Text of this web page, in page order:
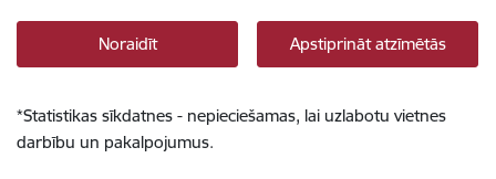
Noraidīt Apstiprināt atzīmētās
*Statistikas sīkdatnes - nepieciešamas, lai uzlabotu vietnes
darbību un pakalpojumus.